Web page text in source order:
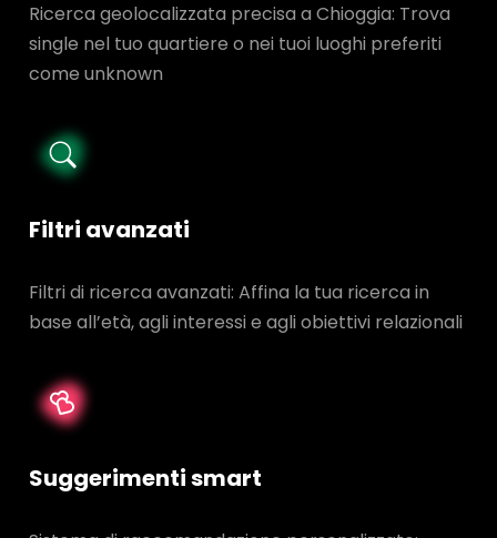
Ricerca geolocalizzata precisa a Chioggia: Trova
single nel tuo quartiere o nei tuoi luoghi preferiti
come unknown
Filtri avanzati
Filtri di ricerca avanzati: Affina la tua ricerca in
base all’età, agli interessi e agli obiettivi relazionali
Suggerimenti smart